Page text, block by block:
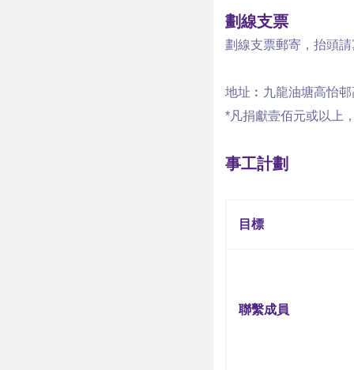
劃線支票
劃線支票郵寄，抬頭
地址︰九龍油塘高怡
*凡捐獻壹佰元或以上
事工計劃
目標
聯繫成員